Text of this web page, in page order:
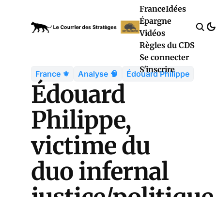
FranceIdées
Épargne
Vidéos
Règles du CDS
Se connecter
S'inscrire
France ⚜️ Analyse 🧠 Édouard Philippe
Édouard
Philippe,
victime du
duo infernal